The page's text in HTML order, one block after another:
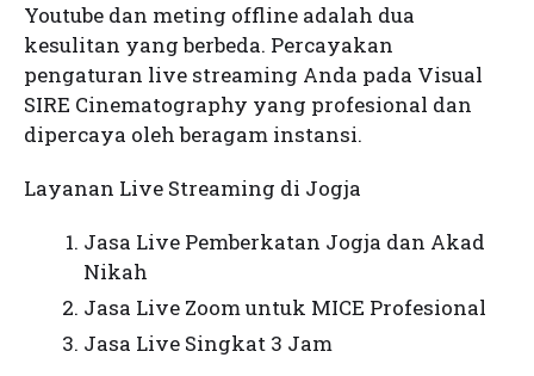
Youtube dan meting offline adalah dua
kesulitan yang berbeda. Percayakan
pengaturan live streaming Anda pada Visual
SIRE Cinematography yang profesional dan
dipercaya oleh beragam instansi.
Layanan Live Streaming di Jogja
Jasa Live Pemberkatan Jogja dan Akad
Nikah
Jasa Live Zoom untuk MICE Profesional
Jasa Live Singkat 3 Jam